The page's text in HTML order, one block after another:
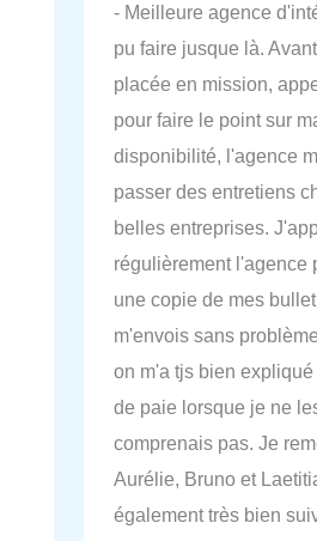
- Meilleure agence
pu faire jusque là.
placée en mission,
pour faire le point sur
disponibilité, l'agence
passer des entretiens
belles entreprises.
régulièrement l'agence
une copie de mes
m'envois sans
on m'a tjs bien
de paie lorsque je ne
comprenais pas. Je
Aurélie, Bruno et
également très bien